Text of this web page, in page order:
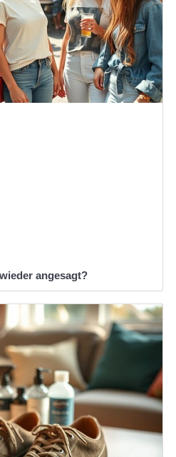
angesagt?